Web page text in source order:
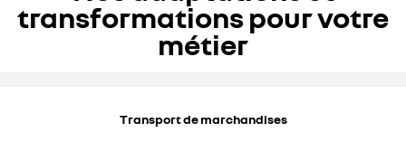
transformations pour votre
métier
Transport de marchandises